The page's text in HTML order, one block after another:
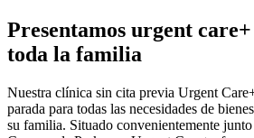
Presentamos urgent
toda la familia
Nuestra clínica sin cita previa Urgent
parada para todas las necesidades de
su familia. Situado convenientemente